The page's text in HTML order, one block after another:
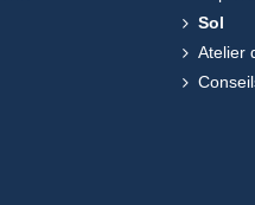
Sol
Atelier